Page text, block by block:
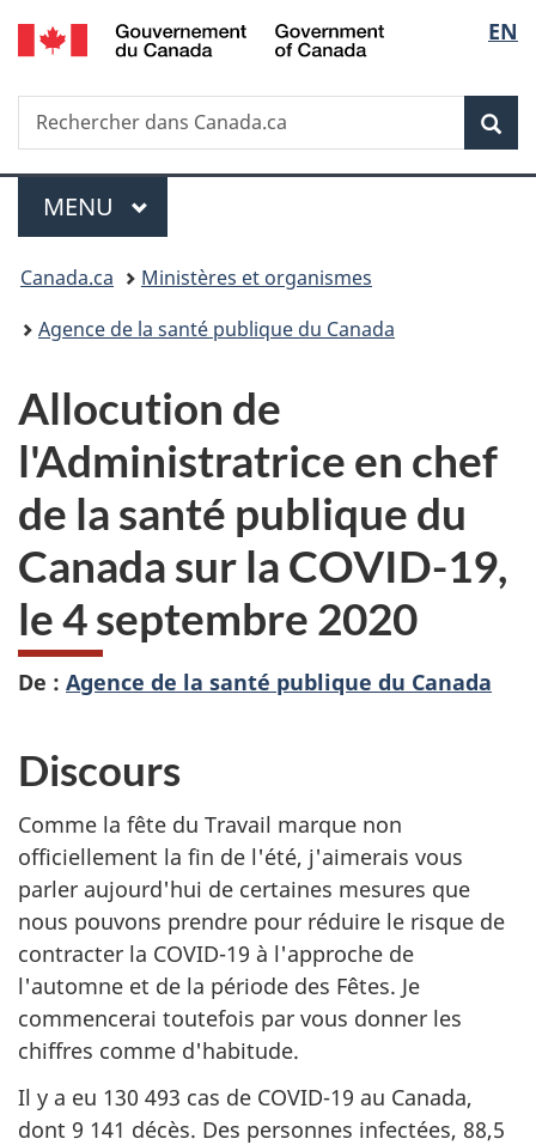
Passer
au
principal
Passer
à
Au
du
Passer
à
version
simplifiée
de
la
EN
Recherche
Rechercher
dans
Menu
MENU PRINCIPAL
Vous
êtes
Canada.ca
Ministères et organismes
Agence de la santé publique du Canada
Allocution de
l'Administratrice en chef
de la santé publique du
Canada sur la COVID-19,
le 4 septembre 2020
De : Agence de la santé publique du Canada
Discours
Comme la fête du Travail marque non
officiellement la fin de l'été, j'aimerais vous
parler aujourd'hui de certaines mesures que
nous pouvons prendre pour réduire le risque de
contracter la COVID-19 à l'approche de
l'automne et de la période des Fêtes. Je
commencerai toutefois par vous donner les
chiffres comme d'habitude.
Il y a eu 130 493 cas de COVID-19 au Canada,
dont 9 141 décès. Des personnes infectées, 88,5